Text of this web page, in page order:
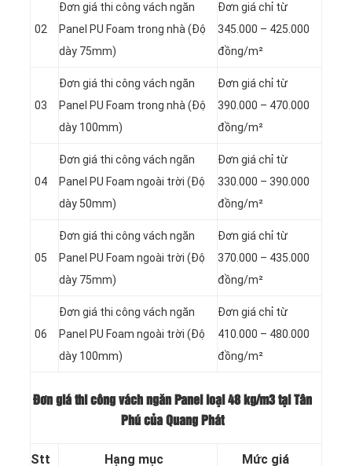
02
Đơn giá thi công vách ngăn
Panel PU Foam trong nhà (Độ
dày 75mm)
Đơn giá chỉ từ
345.000 – 425.000
đồng/m²
03
Đơn giá thi công vách ngăn
Panel PU Foam trong nhà (Độ
dày 100mm)
Đơn giá chỉ từ
390.000 – 470.000
đồng/m²
04
Đơn giá thi công vách ngăn
Panel PU Foam ngoài trời (Độ
dày 50mm)
Đơn giá chỉ từ
330.000 – 390.000
đồng/m²
05
Đơn giá thi công vách ngăn
Panel PU Foam ngoài trời (Độ
dày 75mm)
Đơn giá chỉ từ
370.000 – 435.000
đồng/m²
06
Đơn giá thi công vách ngăn
Panel PU Foam ngoài trời (Độ
dày 100mm)
Đơn giá chỉ từ
410.000 – 480.000
đồng/m²
Đơn giá thi công vách ngăn Panel loại 48 kg/m3 tại Tân
Phú của Quang Phát
Stt Hạng mục Mức giá